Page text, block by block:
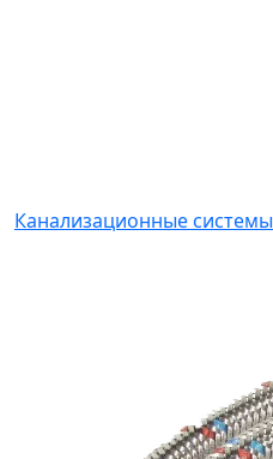
Канализационные системы